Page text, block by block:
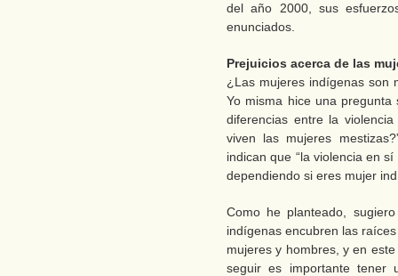
del año 2000, sus
enunciados.
Prejuicios acerca de las
¿Las mujeres indígenas son
Yo misma hice una
diferencias entre la
viven las mujeres
indican que “la violencia en
dependiendo si eres mujer
Como he planteado,
indígenas encubren las
mujeres y hombres, y en
seguir es importante tener